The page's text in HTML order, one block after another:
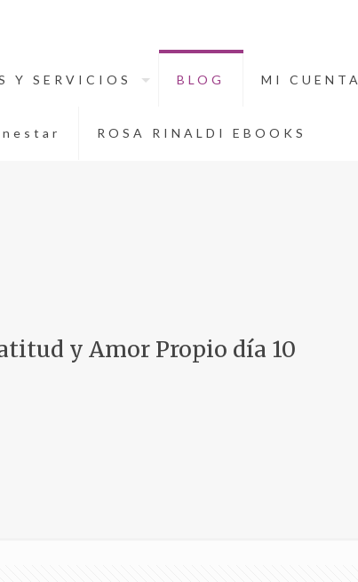
Y SERVICIOS BLOG MI CUENTA
ROSA RINALDI EBOOKS
y Amor Propio día 10